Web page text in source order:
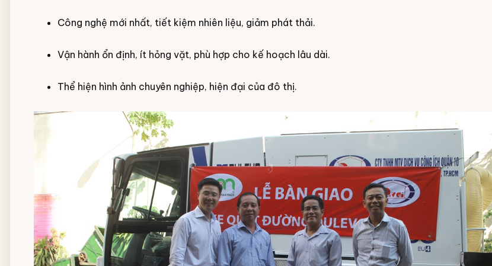
Công nghệ mới nhất, tiết kiệm nhiên liệu, giảm phát thải.
Vận hành ổn định, ít hỏng vặt, phù hợp cho kế hoạch lâu dài.
Thể hiện hình ảnh chuyên nghiệp, hiện đại của đô thị.